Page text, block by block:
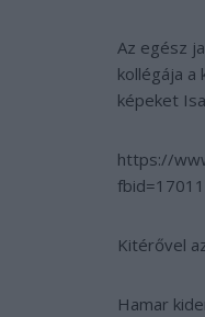
Az egész
kollégája
képeket
https://
Kitérővel
Hamar